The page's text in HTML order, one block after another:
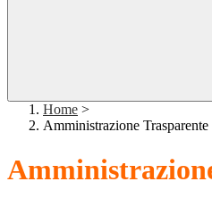
Home >
Amministrazione Trasparente